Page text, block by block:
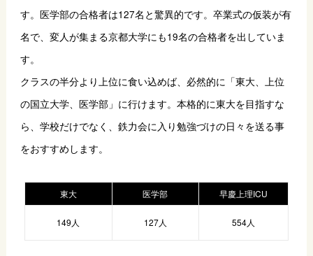
す。医学部の合格者は127名と驚異的です。卒業式の仮装が有
名で、変人が集まる京都大学にも19名の合格者を出していま
す。
クラスの半分より上位に食い込めば、必然的に「東大、上位
の国立大学、医学部」に行けます。本格的に東大を目指すな
ら、学校だけでなく、鉄力会に入り勉強づけの日々を送る事
をおすすめします。
東大 医学部 早慶上理ICU
149人 127人 554人